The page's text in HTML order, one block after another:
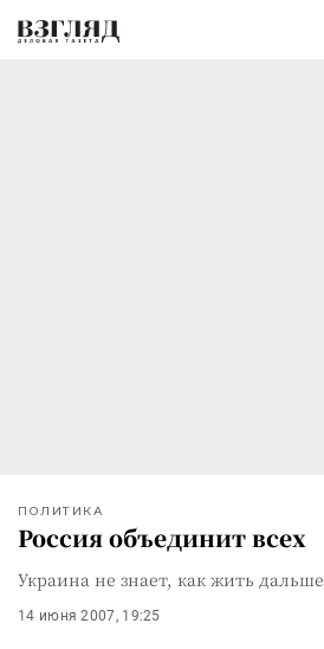
ПОЛИТИКА
Россия объединит всех
Украина не знает, как жить дальше
14 июня 2007, 19:25